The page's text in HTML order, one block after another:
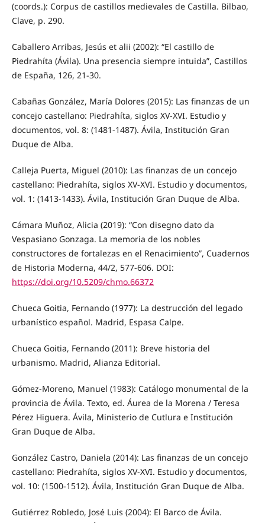
(coords.): Corpus de castillos medievales de Castilla. Bilbao,
Clave, p. 290.
Caballero Arribas, Jesús et alii (2002): “El castillo de
Piedrahíta (Ávila). Una presencia siempre intuida”, Castillos
de España, 126, 21-30.
Cabañas González, María Dolores (2015): Las finanzas de un
concejo castellano: Piedrahíta, siglos XV-XVI. Estudio y
documentos, vol. 8: (1481-1487). Ávila, Institución Gran
Duque de Alba.
Calleja Puerta, Miguel (2010): Las finanzas de un concejo
castellano: Piedrahíta, siglos XV-XVI. Estudio y documentos,
vol. 1: (1413-1433). Ávila, Institución Gran Duque de Alba.
Cámara Muñoz, Alicia (2019): “Con disegno dato da
Vespasiano Gonzaga. La memoria de los nobles
constructores de fortalezas en el Renacimiento”, Cuadernos
de Historia Moderna, 44/2, 577-606. DOI:
https://doi.org/10.5209/chmo.66372
Chueca Goitia, Fernando (1977): La destrucción del legado
urbanístico español. Madrid, Espasa Calpe.
Chueca Goitia, Fernando (2011): Breve historia del
urbanismo. Madrid, Alianza Editorial.
Gómez-Moreno, Manuel (1983): Catálogo monumental de la
provincia de Ávila. Texto, ed. Áurea de la Morena / Teresa
Pérez Higuera. Ávila, Ministerio de Cutlura e Institución
Gran Duque de Alba.
González Castro, Daniela (2014): Las finanzas de un concejo
castellano: Piedrahíta, siglos XV-XVI. Estudio y documentos,
vol. 10: (1500-1512). Ávila, Institución Gran Duque de Alba.
Gutiérrez Robledo, José Luis (2004): El Barco de Ávila.